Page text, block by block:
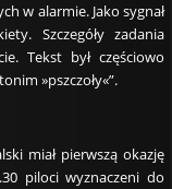
w alarmie. Jako sygnał
Szczegóły zadania
Tekst był częściowo
»pszczoły«”.
miał pierwszą okazję
piloci wyznaczeni do